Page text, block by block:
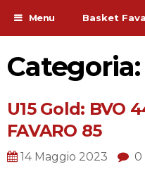
Menu Basket
U15 Gold: BVO
FAVARO 85
14 Maggio 2023 0